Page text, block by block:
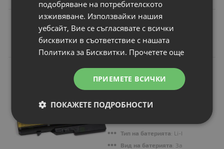
Подобни продукти
Батерия за лаптоп
Клетки: 6
Тип на батерията: Li-Ion
Вид на батерията: Заместител
подобряване на потребителското
изживяване. Използвайки нашия
уебсайт, Вие се съгласявате с всички
бисквитки в съответствие с нашата
Политика за Бисквитки. Прочетете още
ПРИЕМЕТЕ ВСИЧКИ
ПОКАЖЕТЕ ПОДРОБНОСТИ